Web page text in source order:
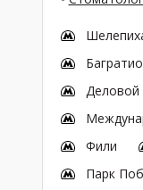
Фили
Парк